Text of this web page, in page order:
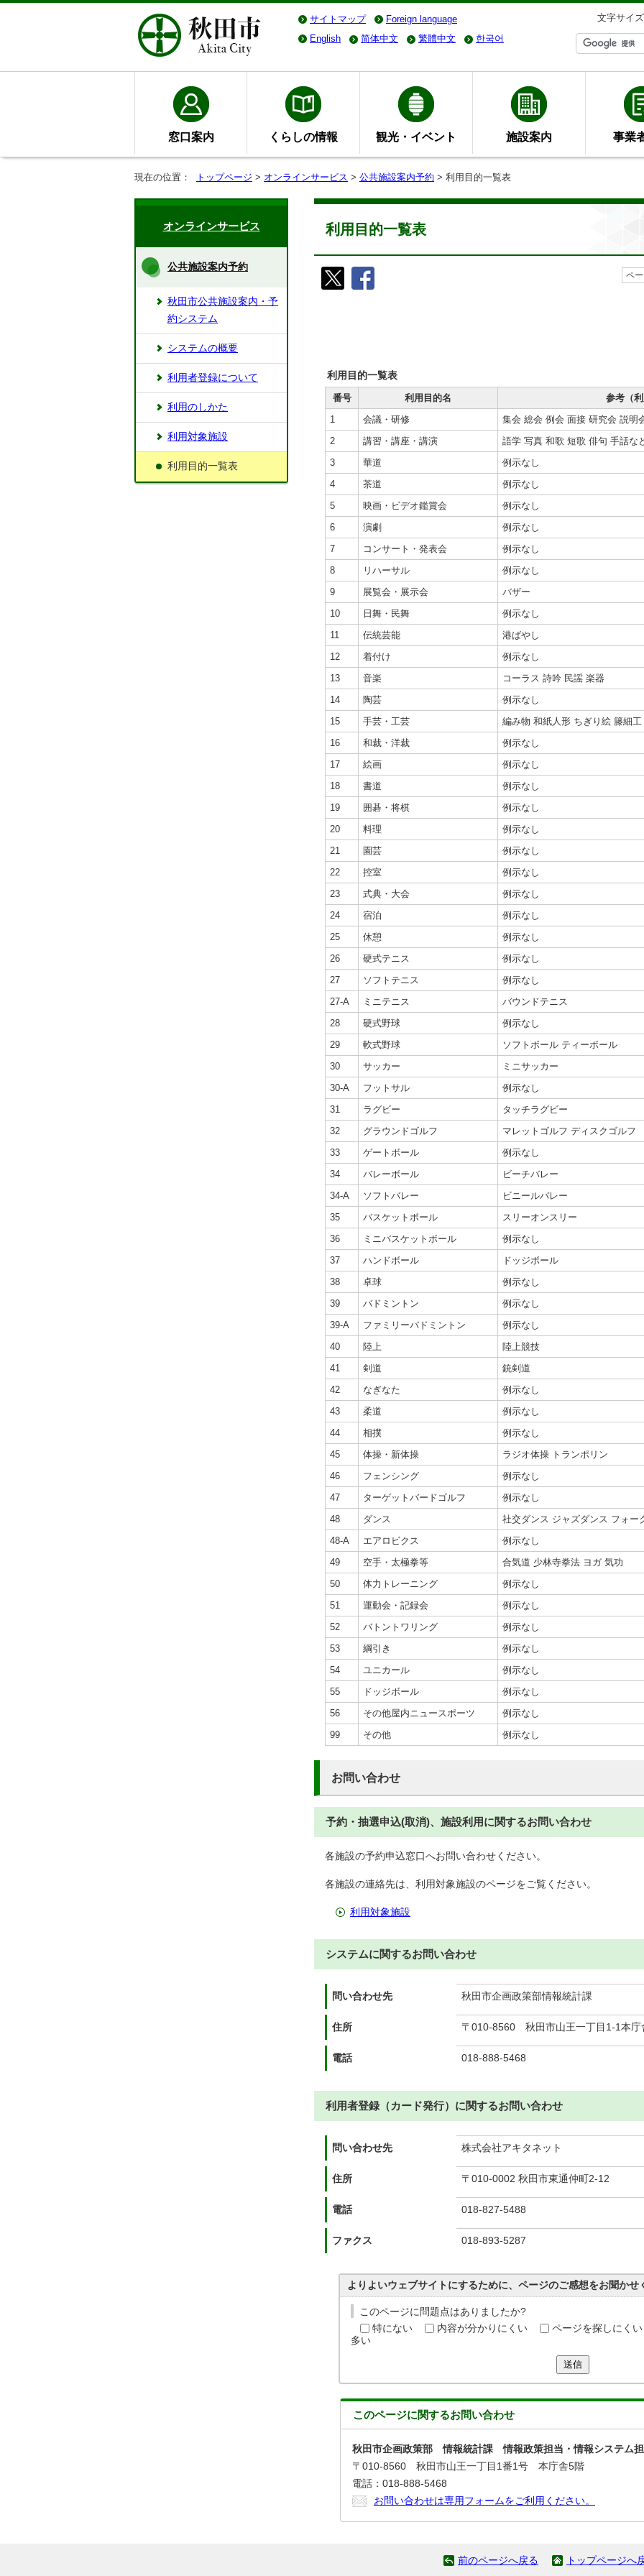
サイトマップ Foreign language
文字サイズ
English
简体中文 繁體中文 한국어
窓口案内 くらしの情報 観光・イベント 施設案内 事業
現在の位置： トップページ > オンラインサービス > 公共施設案内予約 > 利用目的一覧表
利用目的一覧表
ペ
利用目的一覧表
番号 利用目的名
参考（
1
会議・研修
集会 総会 例会 面接 研究会 説明
2
講習・講座・講演
語学 写真 和歌 短歌 俳句 手話な
3
華道
例示なし
4
茶道
例示なし
5
映画・ビデオ鑑賞会
例示なし
6
演劇
例示なし
7
コンサート・発表会
例示なし
8
リハーサル
例示なし
9
展覧会・展示会
バザー
10
日舞・民舞
例示なし
11
伝統芸能
港ばやし
12
着付け
例示なし
13
音楽
コーラス 詩吟 民謡 楽器
14
陶芸
例示なし
15
手芸・工芸
編み物 和紙人形 ちぎり絵 籐細工
16
和裁・洋裁
例示なし
17
絵画
例示なし
18
書道
例示なし
19
囲碁・将棋
例示なし
20
料理
例示なし
21
園芸
例示なし
22
控室
例示なし
23
式典・大会
例示なし
24
宿泊
例示なし
25
休憩
例示なし
26
硬式テニス
例示なし
27
ソフトテニス
例示なし
27-A
ミニテニス
バウンドテニス
28
硬式野球
例示なし
29
軟式野球
ソフトボール ティーボール
30
サッカー
ミニサッカー
30-A
フットサル
例示なし
31
ラグビー
タッチラグビー
32
グラウンドゴルフ
マレットゴルフ ディスクゴルフ
33
ゲートボール
例示なし
34
バレーボール
ビーチバレー
34-A
ソフトバレー
ビニールバレー
35
バスケットボール
スリーオンスリー
36
ミニバスケットボール
例示なし
37
ハンドボール
ドッジボール
38
卓球
例示なし
39
バドミントン
例示なし
39-A
ファミリーバドミントン
例示なし
40
陸上
陸上競技
41
剣道
銃剣道
42
なぎなた
例示なし
43
柔道
例示なし
44
相撲
例示なし
45
体操・新体操
ラジオ体操 トランポリン
46
フェンシング
例示なし
47
ターゲットバードゴルフ
例示なし
48
ダンス
社交ダンス ジャズダンス フォー
48-A
エアロビクス
例示なし
49
空手・太極拳等
合気道 少林寺拳法 ヨガ 気功
50
体力トレーニング
例示なし
51
運動会・記録会
例示なし
52
バトントワリング
例示なし
53
綱引き
例示なし
54
ユニカール
例示なし
55
ドッジボール
例示なし
56
その他屋内ニュースポーツ
例示なし
99
その他 例示なし
お問い合わせ
予約・抽選申込(取消)、施設利用に関するお問い合わせ
各施設の予約申込窓口へお問い合わせください。
各施設の連絡先は、利用対象施設のページをご覧ください。
利用対象施設
システムに関するお問い合わせ
問い合わせ先 秋田市企画政策部情報統計課
住所 〒010-8560 秋田市山王一丁目1-1本庁
電話 018-888-5468
利用者登録（カード発行）に関するお問い合わせ
問い合わせ先 株式会社アキタネット
住所 〒010-0002 秋田市東通仲町2-12
電話 018-827-5488
ファクス 018-893-5287
よりよいウェブサイトにするために、ページのご感想をお聞かせ
このページに問題点はありましたか?
特にない
内容が分かりにくい
ページを探しにくい
多い
送信
このページに関するお問い合わせ
秋田市企画政策部 情報統計課 情報政策担当・情報システム
〒010-8560 秋田市山王一丁目1番1号 本庁舎5階
電話：018-888-5468
お問い合わせは専用フォームをご利用ください。
オンラインサービス
公共施設案内予約
秋田市公共施設案内・予
約システム
システムの概要
利用者登録について
利用のしかた
利用対象施設
利用目的一覧表
前のページへ戻る トップページへ